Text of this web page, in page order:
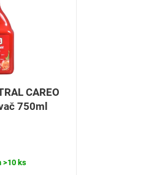
CAREO
750ml
>10 ks